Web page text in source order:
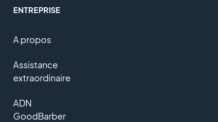
ENTREPRISE
A propos
Assistance
extraordinaire
ADN
GoodBarber